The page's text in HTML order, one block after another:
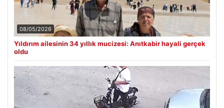
08/05/2026
Yıldırım ailesinin 34 yıllık mucizesi: Anıtkabir hayali gerçek
oldu